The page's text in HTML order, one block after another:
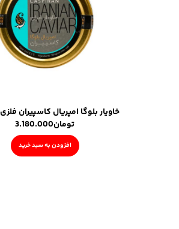
خاویار بلوگا امپریال کاسپیران فلزی 30گرمی
تومان3.180.000
افزودن به سبد خرید